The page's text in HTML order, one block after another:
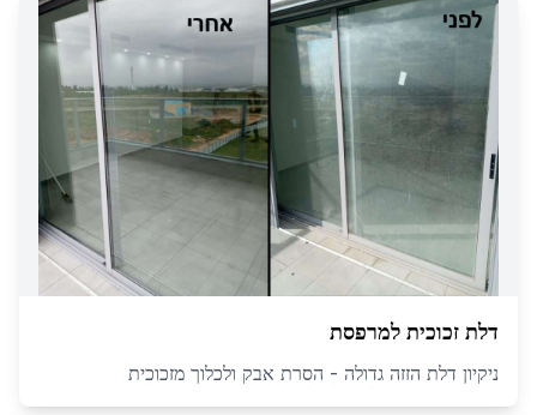
דלת זכוכית למרפסת
ניקיון דלת הזזה גדולה - הסרת אבק ולכלוך מזכוכית